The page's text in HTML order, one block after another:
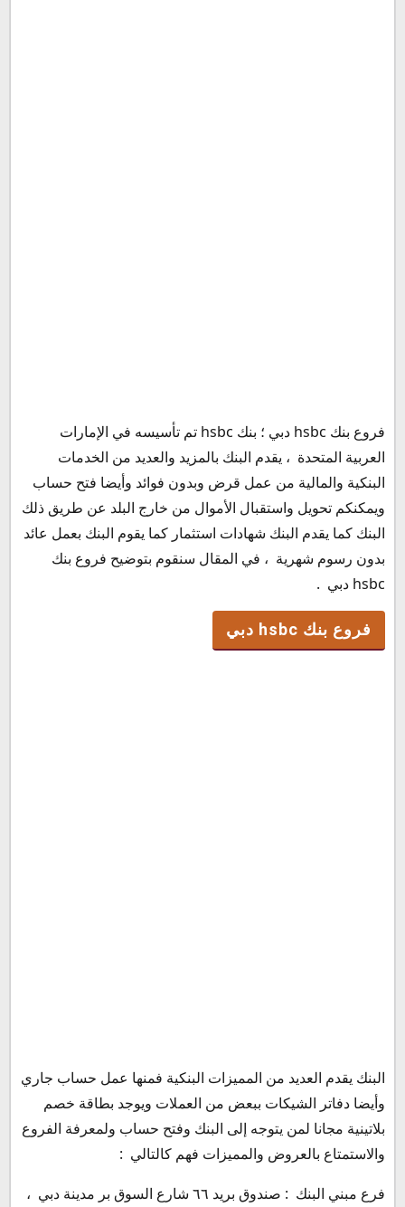
فروع بنك hsbc دبي
مواعيد عمل بنك hsbc
رقم خدمة عملاء بنك hsbc
رقم بنك hsbc
البريد الإلكتروني بنك hsbc
فروع بنك hsbc دبي ؛ بنك hsbc تم تأسيسه في الإمارات
العربية المتحدة ، يقدم البنك بالمزيد والعديد من الخدمات
البنكية والمالية من عمل قرض وبدون فوائد وأيضا فتح حساب
ويمكنكم تحويل واستقبال الأموال من خارج البلد عن طريق ذلك
البنك كما يقدم البنك شهادات استثمار كما يقوم البنك بعمل عائد
بدون رسوم شهرية ، في المقال سنقوم بتوضيح فروع بنك
hsbc دبي .
فروع بنك hsbc دبي
البنك يقدم العديد من المميزات البنكية فمنها عمل حساب جاري
وأيضا دفاتر الشيكات ببعض من العملات ويوجد بطاقة خصم
بلاتينية مجانا لمن يتوجه إلى البنك وفتح حساب ولمعرفة الفروع
والاستمتاع بالعروض والمميزات فهم كالتالي :
فرع مبني البنك : صندوق بريد ٦٦ شارع السوق بر مدينة دبي ،